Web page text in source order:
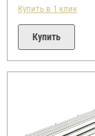
Купить в 1 клик
Купить